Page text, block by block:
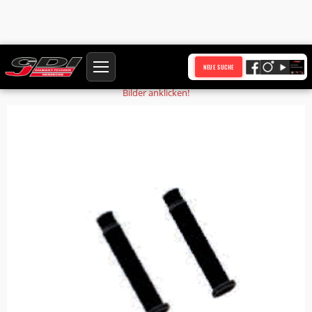
NEUE SUCHE
Startseite Produkte Griff
Bilder anklicken!